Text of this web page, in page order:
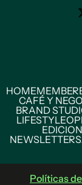
HOMEMEMBER
CAFÉ Y
BRAND
LIFESTYLE
NEWSLETTERS
Políticas